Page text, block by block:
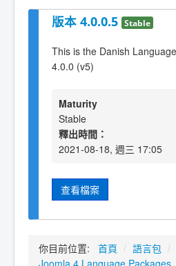
版本 4.0.0.5 Stable
This is the Danish
4.0.0 (v5)
Maturity
Stable
釋出時間：
2021-08-18, 週三 17:05
查看檔案
你目前位置: 首頁 / 語言包 /